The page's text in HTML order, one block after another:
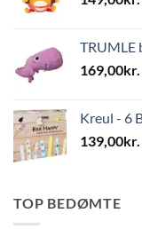
TRUMLE
169,00kr.
Kreul - 6
139,00kr.
TOP BEDØMTE